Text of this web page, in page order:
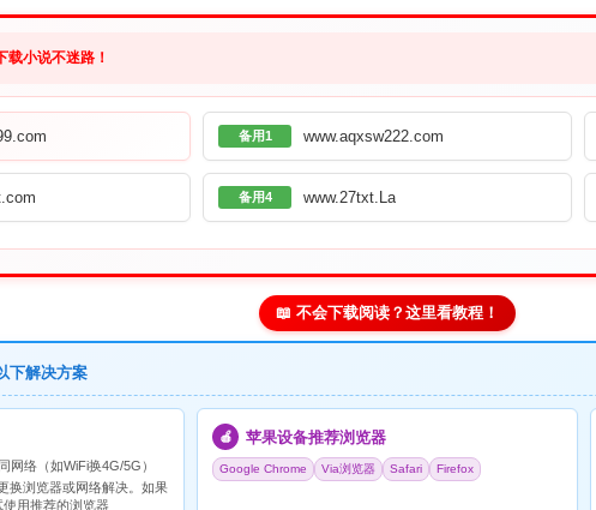
小说不迷路！
备用1 www.aqxsw222.com
备用4 www.27txt.La
📖 不会下载阅读？这里看教程！
下解决方案
网络（如WiFi换4G/5G）
换浏览器或网络解决。如果
用推荐的浏览器
🍎 苹果设备推荐浏览器
Google Chrome Via浏览器 Safari Firefox